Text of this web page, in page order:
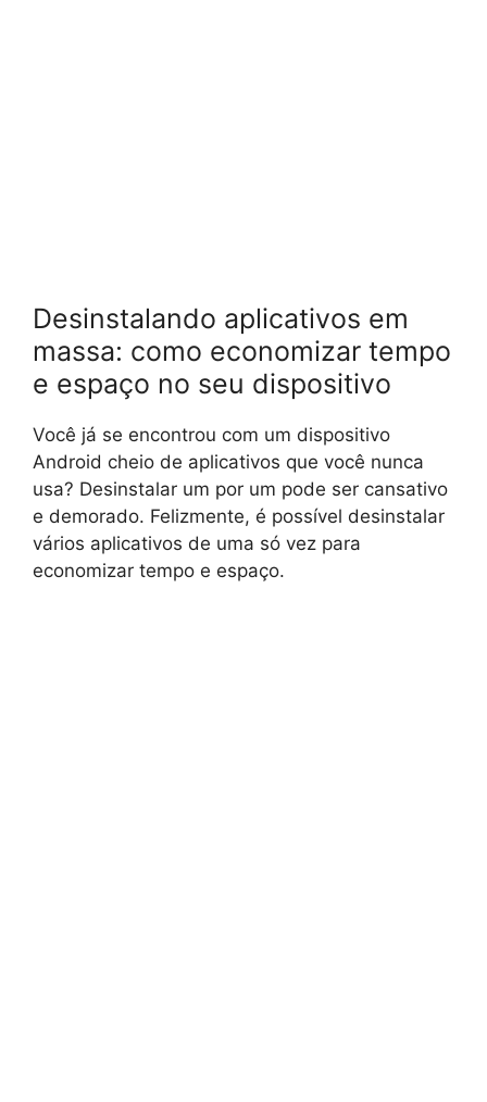
Desinstalando aplicativos em
massa: como economizar tempo
e espaço no seu dispositivo
Você já se encontrou com um dispositivo
Android cheio de aplicativos que você nunca
usa? Desinstalar um por um pode ser cansativo
e demorado. Felizmente, é possível desinstalar
vários aplicativos de uma só vez para
economizar tempo e espaço.